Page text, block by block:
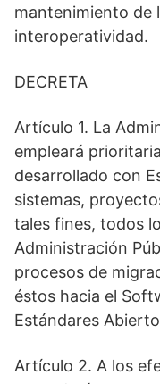
mantenimiento de
interoperatividad.
DECRETA
Artículo 1. La
empleará
desarrollado con
sistemas,
tales fines, todos
Administración
procesos de
éstos hacia el
Estándares
Artículo 2. A los